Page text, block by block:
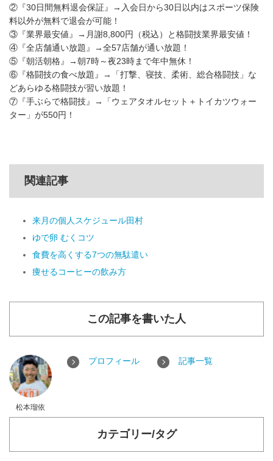
②『30日間無料退会保証』→入会日から30日以内はスポーツ保険
料以外が無料で退会が可能！
③『業界最安値』→月謝8,800円（税込）と格闘技業界最安値！
④『全店舗通い放題』→全57店舗が通い放題！
⑤『朝活朝格』→朝7時～夜23時まで年中無休！
⑥『格闘技の食べ放題』→「打撃、寝技、柔術、総合格闘技」な
どあらゆる格闘技が習い放題！
⑦『手ぶらで格闘技』→「ウェアタオルセット＋トイカツウォー
ター」が550円！
関連記事
来月の個人スケジュール田村
ゆで卵 むくコツ
食費を高くする7つの無駄遣い
痩せるコーヒーの飲み方
この記事を書いた人
松本瑠依
プロフィール 記事一覧
カテゴリー/タグ